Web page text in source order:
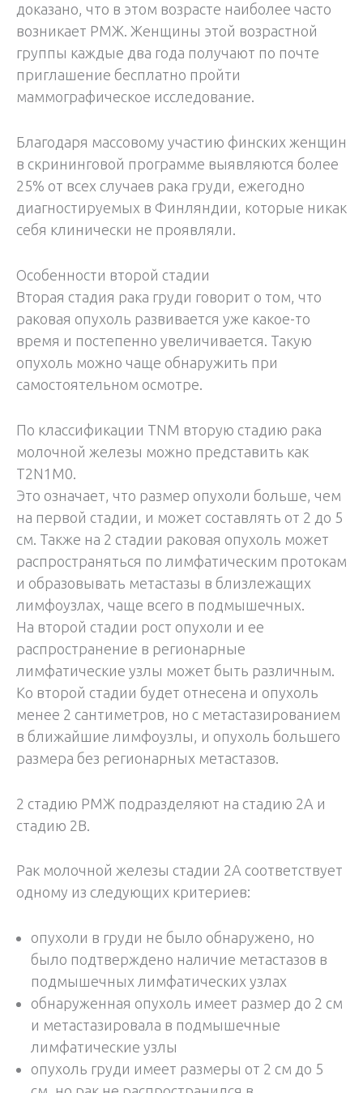
доказано, что в этом возрасте наиболее часто
возникает РМЖ. Женщины этой возрастной
группы каждые два года получают по почте
приглашение бесплатно пройти
маммографическое исследование.
Благодаря массовому участию финских женщин
в скрининговой программе выявляются более
25% от всех случаев рака груди, ежегодно
диагностируемых в Финляндии, которые никак
себя клинически не проявляли.
Особенности второй стадии
Вторая стадия рака груди говорит о том, что
раковая опухоль развивается уже какое-то
время и постепенно увеличивается. Такую
опухоль можно чаще обнаружить при
самостоятельном осмотре.
По классификации TNM вторую стадию рака
молочной железы можно представить как
T2N1M0.
Это означает, что размер опухоли больше, чем
на первой стадии, и может составлять от 2 до 5
см. Также на 2 стадии раковая опухоль может
распространяться по лимфатическим протокам
и образовывать метастазы в близлежащих
лимфоузлах, чаще всего в подмышечных.
На второй стадии рост опухоли и ее
распространение в регионарные
лимфатические узлы может быть различным.
Ко второй стадии будет отнесена и опухоль
менее 2 сантиметров, но с метастазированием
в ближайшие лимфоузлы, и опухоль большего
размера без регионарных метастазов.
2 стадию РМЖ подразделяют на стадию 2A и
стадию 2B.
Рак молочной железы стадии 2А соответствует
одному из следующих критериев:
опухоли в груди не было обнаружено, но
было подтверждено наличие метастазов в
подмышечных лимфатических узлах
обнаруженная опухоль имеет размер до 2 см
и метастазировала в подмышечные
лимфатические узлы
опухоль груди имеет размеры от 2 см до 5